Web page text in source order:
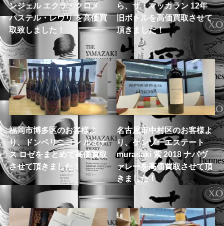
ンジェル エクラ・クロメ
パステル・レヴリ を高価買
取致しました！
ら、ザ・マッカラン 12年
旧ボトルを高価買取させて
頂きました！
福岡市博多区のお客様よ
り、ドンペリニヨン ルミナ
ス ロゼをまとめて高価買取
させて頂きました！
名古屋市中村区のお客様よ
り、ケンゾーエステート
murasaki 紫 2018 ナパヴ
ァレーを高価買取させて頂
きました！